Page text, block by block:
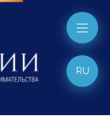
RU